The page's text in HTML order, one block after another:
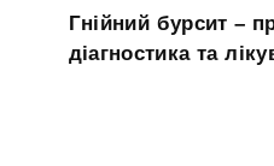
Гнійний бурсит –
діагностика та